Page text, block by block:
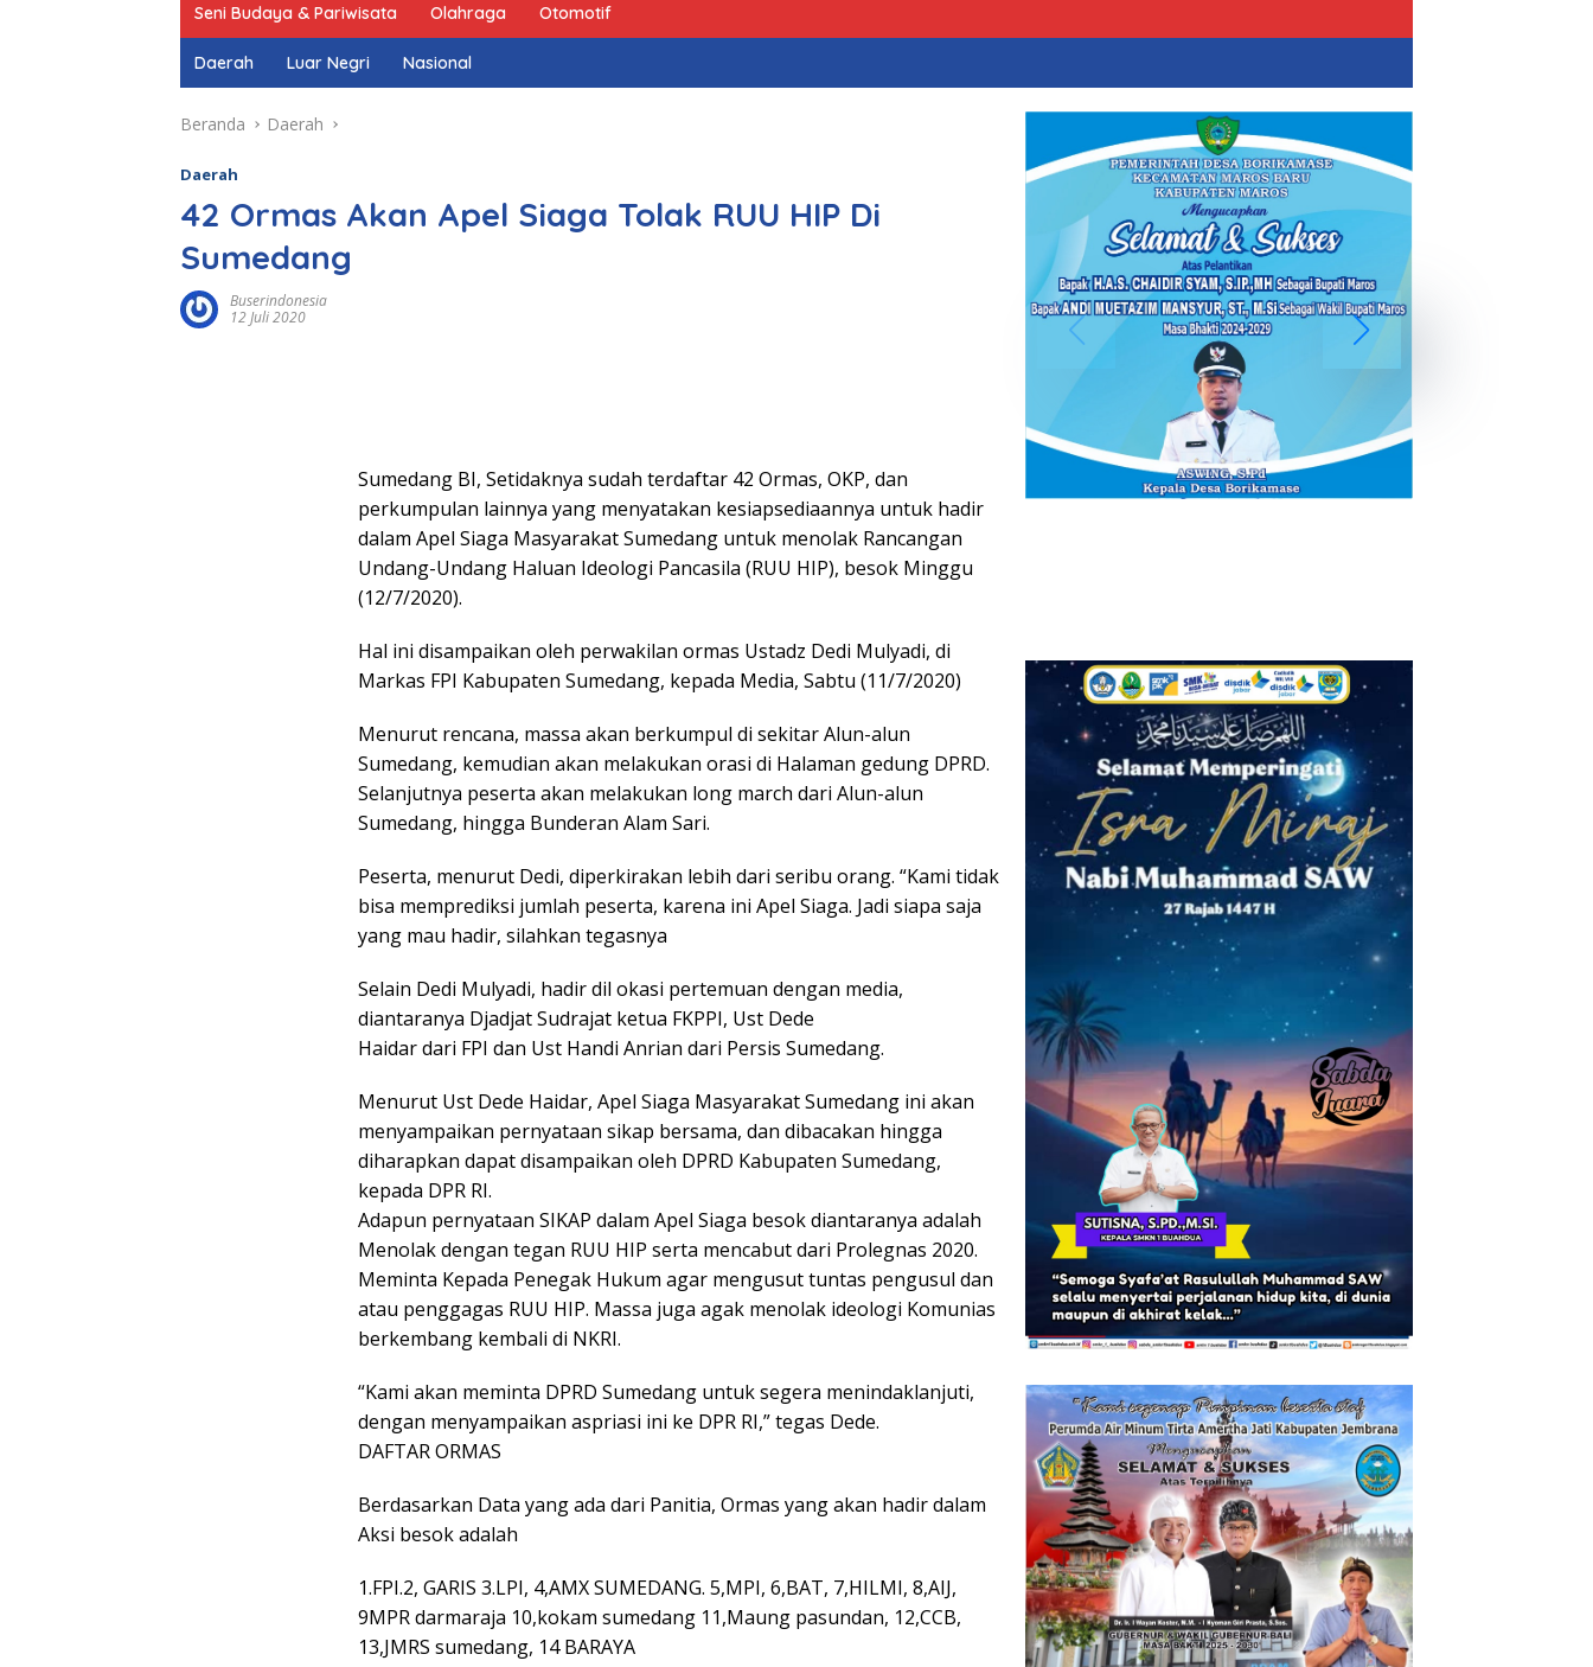
Seni Budaya & Pariwisata Olahraga Otomotif
Daerah Luar Negri Nasional
Beranda Daerah
Daerah
42 Ormas Akan Apel Siaga Tolak RUU HIP Di
Sumedang
Buserindonesia
12 Juli 2020
Sumedang BI, Setidaknya sudah terdaftar 42 Ormas, OKP, dan
perkumpulan lainnya yang menyatakan kesiapsediaannya untuk hadir
dalam Apel Siaga Masyarakat Sumedang untuk menolak Rancangan
Undang-Undang Haluan Ideologi Pancasila (RUU HIP), besok Minggu
(12/7/2020).
Hal ini disampaikan oleh perwakilan ormas Ustadz Dedi Mulyadi, di
Markas FPI Kabupaten Sumedang, kepada Media, Sabtu (11/7/2020)
Menurut rencana, massa akan berkumpul di sekitar Alun-alun
Sumedang, kemudian akan melakukan orasi di Halaman gedung DPRD.
Selanjutnya peserta akan melakukan long march dari Alun-alun
Sumedang, hingga Bunderan Alam Sari.
Peserta, menurut Dedi, diperkirakan lebih dari seribu orang. “Kami tidak
bisa memprediksi jumlah peserta, karena ini Apel Siaga. Jadi siapa saja
yang mau hadir, silahkan tegasnya
Selain Dedi Mulyadi, hadir dil okasi pertemuan dengan media,
diantaranya Djadjat Sudrajat ketua FKPPI, Ust Dede
Haidar dari FPI dan Ust Handi Anrian dari Persis Sumedang.
Menurut Ust Dede Haidar, Apel Siaga Masyarakat Sumedang ini akan
menyampaikan pernyataan sikap bersama, dan dibacakan hingga
diharapkan dapat disampaikan oleh DPRD Kabupaten Sumedang,
kepada DPR RI.
Adapun pernyataan SIKAP dalam Apel Siaga besok diantaranya adalah
Menolak dengan tegan RUU HIP serta mencabut dari Prolegnas 2020.
Meminta Kepada Penegak Hukum agar mengusut tuntas pengusul dan
atau penggagas RUU HIP. Massa juga agak menolak ideologi Komunias
berkembang kembali di NKRI.
“Kami akan meminta DPRD Sumedang untuk segera menindaklanjuti,
dengan menyampaikan aspriasi ini ke DPR RI,” tegas Dede.
DAFTAR ORMAS
Berdasarkan Data yang ada dari Panitia, Ormas yang akan hadir dalam
Aksi besok adalah
1.FPI.2, GARIS 3.LPI, 4,AMX SUMEDANG. 5,MPI, 6,BAT, 7,HILMI, 8,AIJ,
9MPR darmaraja 10,kokam sumedang 11,Maung pasundan, 12,CCB,
13,JMRS sumedang, 14 BARAYA